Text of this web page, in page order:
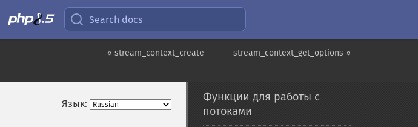
Search docs
stream_context_get_options »
« stream_context_create
Язык:
Функции для работы с
потоками